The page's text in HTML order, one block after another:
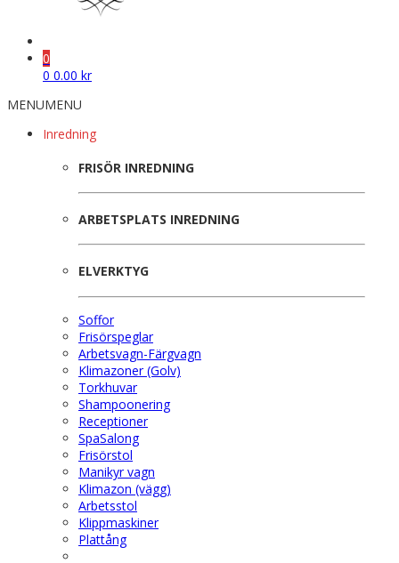
0
0 0.00 kr
MENUMENU
Inredning
FRISÖR INREDNING
ARBETSPLATS INREDNING
ELVERKTYG
Soffor
Frisörspeglar
Arbetsvagn-Färgvagn
Klimazoner (Golv)
Torkhuvar
Shampoonering
Receptioner
SpaSalong
Frisörstol
Manikyr vagn
Klimazon (vägg)
Arbetsstol
Klippmaskiner
Plattång